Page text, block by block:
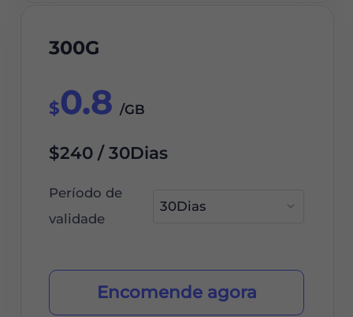
300G
$0.8 /GB
$240 / 30Dias
Período de
validade
Encomende agora